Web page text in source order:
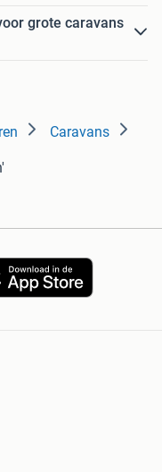
grote caravans
Caravans